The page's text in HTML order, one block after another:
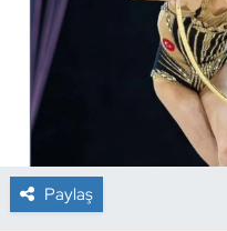
Paylaş
Çim Hokeyi
Dağcılık